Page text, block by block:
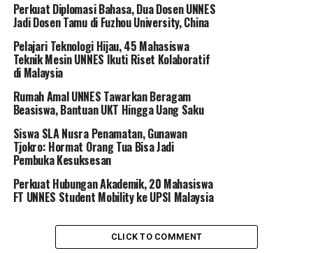
karena terbuat dari cotton wool yang mahal.
Kapan orang Indonesia mulai menggunakan celana
dalam? Tak diketahui persis kapan waktunya. Tapi, pria-
pria Jawa sudah sejak lama menggunakan cawat dari
kain. Di Kalimantan, sedulur-sedulur Dayak juga telah
memanfaatkan kulit kayu dan binatang untuk menutup
kemaluan mereka. Adapun di Papua, suku Asmat dan
Dani menggunakan koteka. Meski bentuknya sama sekali
berbeda dengan celana dalam saat ini koteka punya
fungsi sama.
Celana dalam menarasikan pertentangan
Perkuat Diplomasi Bahasa, Dua Dosen UNNES
Jadi Dosen Tamu di Fuzhou University, China
Pelajari Teknologi Hijau, 45 Mahasiswa
Teknik Mesin UNNES Ikuti Riset Kolaboratif
di Malaysia
Rumah Amal UNNES Tawarkan Beragam
Beasiswa, Bantuan UKT Hingga Uang Saku
Siswa SLA Nusra Penamatan, Gunawan
Tjokro: Hormat Orang Tua Bisa Jadi
Pembuka Kesuksesan
Perkuat Hubungan Akademik, 20 Mahasiswa
FT UNNES Student Mobility ke UPSI Malaysia
CLICK TO COMMENT